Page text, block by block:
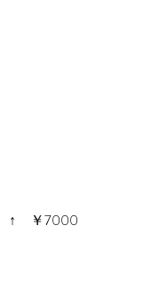
↑　￥7000